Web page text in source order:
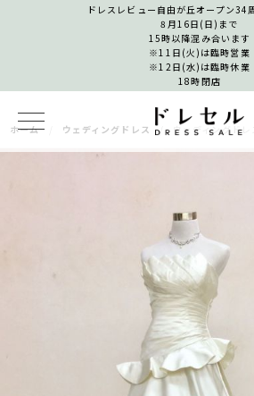
ドレスレビュー自由が丘オープン34
8月16日(日)まで
15時以降混み合います
※11日(火)は臨時営業
※12日(水)は臨時休業
18時閉店
ホーム ウェディングドレス ウェディングド